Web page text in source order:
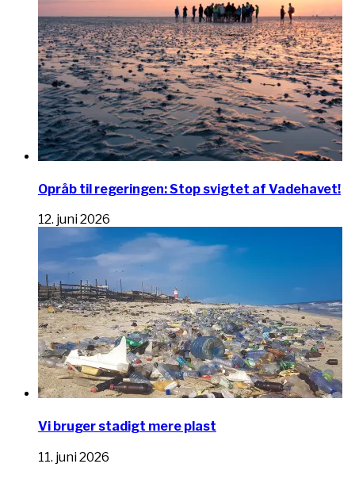
Opråb til regeringen: Stop svigtet af Vadehavet!
12. juni 2026
Vi bruger stadigt mere plast
11. juni 2026